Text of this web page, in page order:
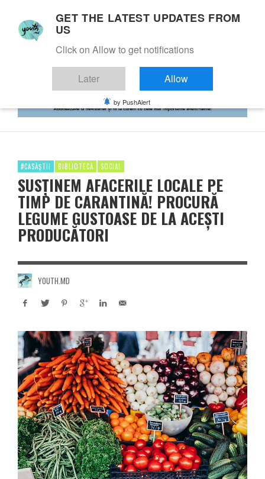
#CASĂȘTII BIBLIOTECĂ SOCIAL
SUSȚINEM AFACERILE LOCALE PE
TIMP DE CARANTINĂ! PROCURĂ
LEGUME GUSTOASE DE LA ACEȘTI
PRODUCĂTORI
YOUTH.MD
GET THE LATEST UPDATES FROM
US
Click on Allow to get notifications
Later Allow
by PushAlert